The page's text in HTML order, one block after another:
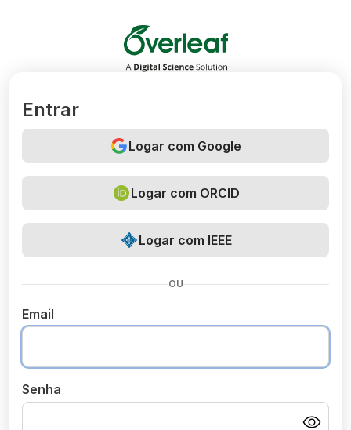
Overleaf
Entrar
Logar com Google
Logar com ORCID
Logar com IEEE
OU
Email
Senha